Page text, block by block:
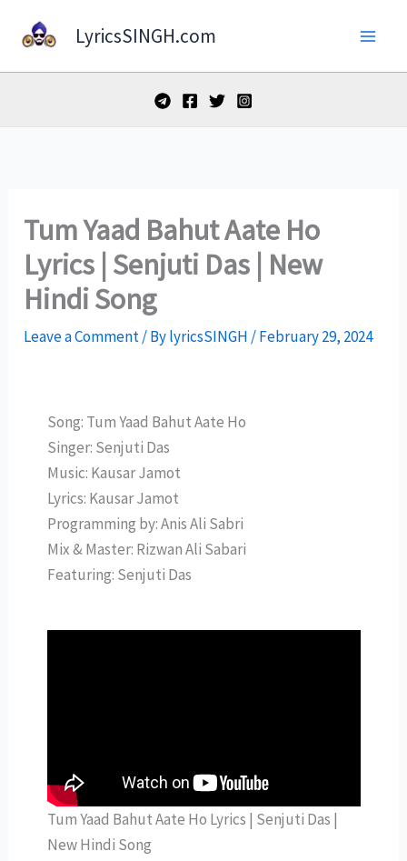
LyricsSINGH.com
Tum Yaad Bahut Aate Ho
Lyrics | Senjuti Das | New
Hindi Song
Leave a Comment/ BylyricsSINGH /February 29, 2024
Song: Tum Yaad Bahut Aate Ho
Singer: Senjuti Das
Music: Kausar Jamot
Lyrics: Kausar Jamot
Programming by: Anis Ali Sabri
Mix & Master: Rizwan Ali Sabari
Featuring: Senjuti Das
Tum Yaad Bahut Aate Ho Lyrics | Senjuti Das |
New Hindi Song